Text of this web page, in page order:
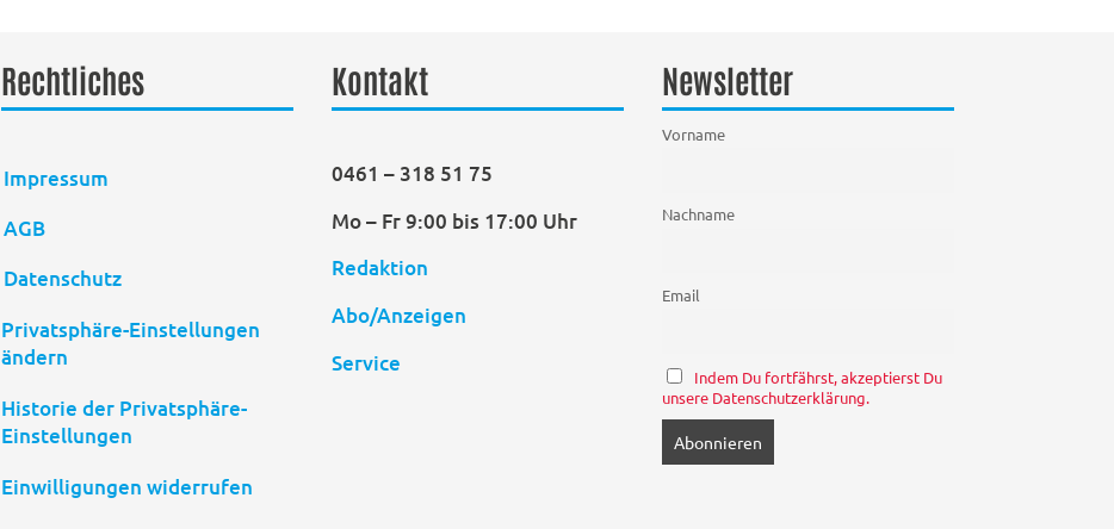
Rechtliches
Impressum
AGB
Datenschutz
Privatsphäre-Einstellungen
ändern
Historie der Privatsphäre-
Einstellungen
Einwilligungen widerrufen
Kontakt
0461 – 318 51 75
Mo – Fr 9:00 bis 17:00 Uhr
Redaktion
Abo/Anzeigen
Service
Newsletter
Vorname
Nachname
Email
Indem Du fortfährst, akzeptierst Du
unsere Datenschutzerklärung.